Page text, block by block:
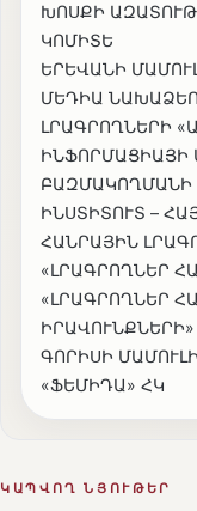
ԽՈՍՔԻ
ԿՈՄԻՏԵ
ԵՐԵՎԱՆԻ
ՄԵԴԻԱ
ԼՐԱԳՐՈՂՆԵՐԻ
ԻՆՖՈՐՄԱՑԻԱՅԻ
ԲԱԶՄԱԿՈՂՄԱՆԻ
ԻՆՍՏԻՏՈՒՏ –
ՀԱՆՐԱՅԻՆ
«ԼՐԱԳՐՈՂՆԵՐ
«ԼՐԱԳՐՈՂՆԵՐ
ԻՐԱՎՈՒՆՔՆԵՐԻ»
ԳՈՐԻՍԻ
«ՖԵՄԻԴԱ» ՀԿ
ԿԱՊՎՈՂ ՆՅՈՒԹԵՐ